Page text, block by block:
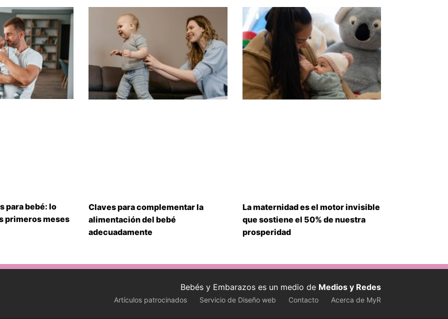
para bebé: lo
primeros meses
Claves para complementar la
alimentación del bebé
adecuadamente
La maternidad es el motor invisible
que sostiene el 50% de nuestra
prosperidad
Bebés y Embarazos es un medio de Medios y Redes
Artículos patrocinados Servicio de Diseño web Contacto Acerca de MyR